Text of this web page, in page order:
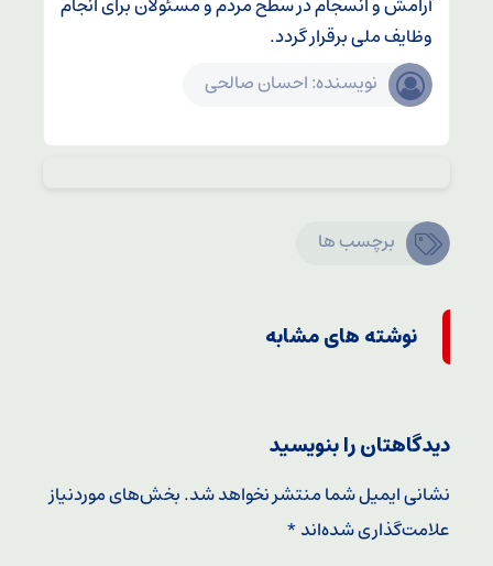
وظایف ملی برقرار گردد.
نویسنده: احسان صالحی
برچسب ها
نوشته های مشابه
دیدگاهتان را بنویسید
نشانی ایمیل شما منتشر نخواهد شد.بخش‌های موردنیاز
علامت‌گذاری شده‌اند*